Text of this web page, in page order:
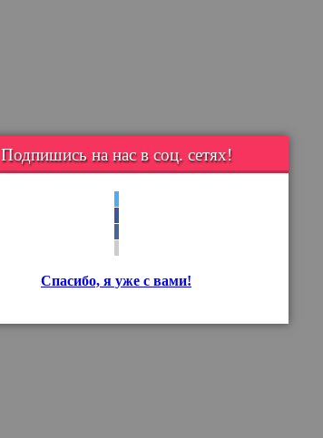
Подпишись на нас в соц. сетях!
Спасибо, я уже с вами!